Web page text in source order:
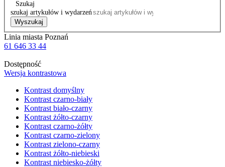
Szukaj
szukaj artykułów i wydarzeń
Wyszukaj
Linia miasta Poznań
61 646 33 44
Dostępność
Wersja kontrastowa
Kontrast domyślny
Kontrast czarno-biały
Kontrast biało-czarny
Kontrast żółto-czarny
Kontrast czarno-żółty
Kontrast czarno-zielony
Kontrast zielono-czarny
Kontrast żółto-niebieski
Kontrast niebiesko-żółty